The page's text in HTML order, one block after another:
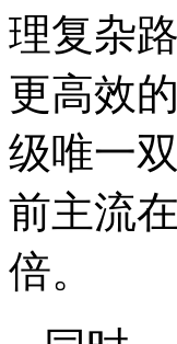
理复杂
更高效
级唯一
前主流
倍。